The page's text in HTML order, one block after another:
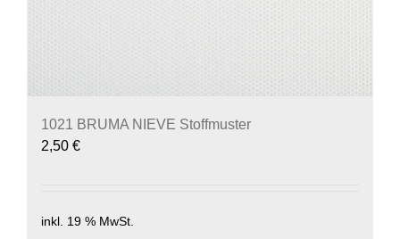
1021 BRUMA NIEVE Stoffmuster
2,50 €
inkl. 19 % MwSt.